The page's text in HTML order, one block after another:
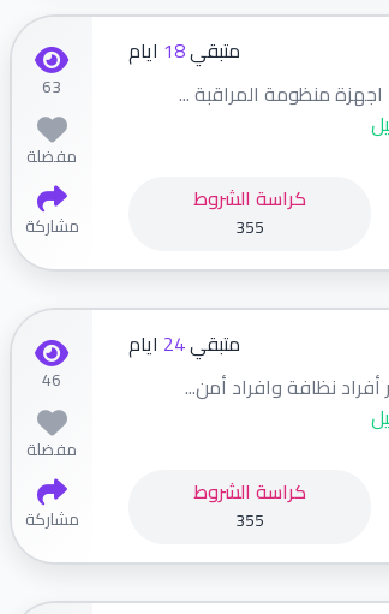
متبقي18 ايام
منظومة المراقبة ...
كراسة الشروط
355
63
مفضلة
مشاركة
متبقي24 ايام
نظافة وافراد أمن...
كراسة الشروط
355
46
مفضلة
مشاركة